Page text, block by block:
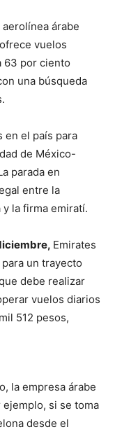
árabe
vuelos
63 por ciento
una búsqueda
en el país para
de México-
parada en
entre la
la firma emiratí.
Emirates
para un trayecto
debe realizar
vuelos diarios
512 pesos,
la empresa árabe
si se toma
desde el